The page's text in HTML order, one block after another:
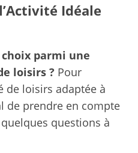
Idéale
parmi une
loisirs ? Pour
de loisirs adaptée à
de prendre en compte
questions à